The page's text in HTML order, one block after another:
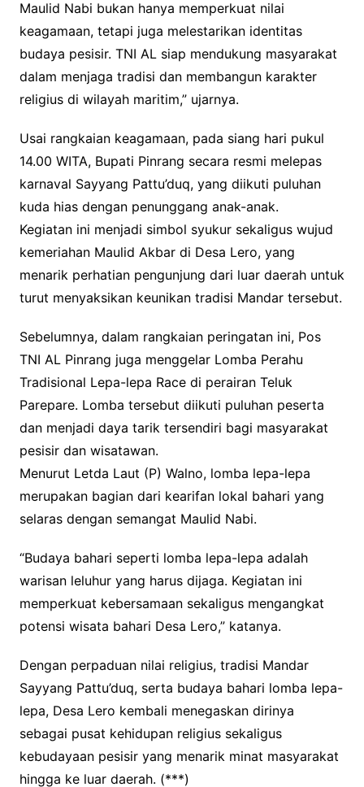
Maulid Nabi bukan hanya memperkuat nilai
keagamaan, tetapi juga melestarikan identitas
budaya pesisir. TNI AL siap mendukung masyarakat
dalam menjaga tradisi dan membangun karakter
religius di wilayah maritim,” ujarnya.
Usai rangkaian keagamaan, pada siang hari pukul
14.00 WITA, Bupati Pinrang secara resmi melepas
karnaval Sayyang Pattu’duq, yang diikuti puluhan
kuda hias dengan penunggang anak-anak.
Kegiatan ini menjadi simbol syukur sekaligus wujud
kemeriahan Maulid Akbar di Desa Lero, yang
menarik perhatian pengunjung dari luar daerah untuk
turut menyaksikan keunikan tradisi Mandar tersebut.
Sebelumnya, dalam rangkaian peringatan ini, Pos
TNI AL Pinrang juga menggelar Lomba Perahu
Tradisional Lepa-lepa Race di perairan Teluk
Parepare. Lomba tersebut diikuti puluhan peserta
dan menjadi daya tarik tersendiri bagi masyarakat
pesisir dan wisatawan.
Menurut Letda Laut (P) Walno, lomba lepa-lepa
merupakan bagian dari kearifan lokal bahari yang
selaras dengan semangat Maulid Nabi.
“Budaya bahari seperti lomba lepa-lepa adalah
warisan leluhur yang harus dijaga. Kegiatan ini
memperkuat kebersamaan sekaligus mengangkat
potensi wisata bahari Desa Lero,” katanya.
Dengan perpaduan nilai religius, tradisi Mandar
Sayyang Pattu’duq, serta budaya bahari lomba lepa-
lepa, Desa Lero kembali menegaskan dirinya
sebagai pusat kehidupan religius sekaligus
kebudayaan pesisir yang menarik minat masyarakat
hingga ke luar daerah. (***)